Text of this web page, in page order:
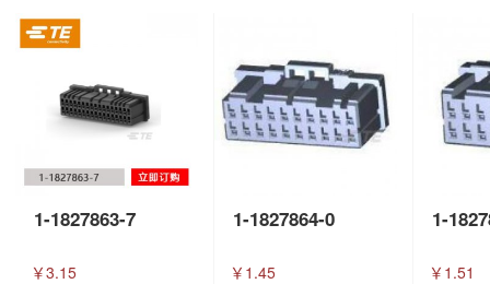
1-1827863-7
￥3.15
1-1827864-0
￥1.45
1-
￥1.51